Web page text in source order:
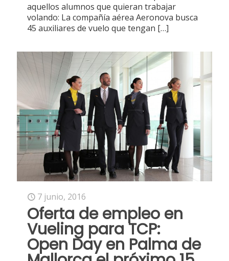
aquellos alumnos que quieran trabajar
volando: La compañía aérea Aeronova busca
45 auxiliares de vuelo que tengan […]
7 junio, 2016
Oferta de empleo en
Vueling para TCP:
Open Day en Palma de